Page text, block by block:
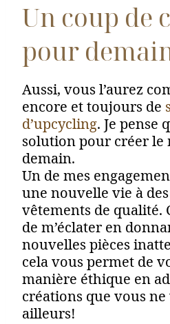
Un coup de
pour
Aussi, vous l’aurez
encore et toujours de
d’upcycling. Je pense
solution pour créer le
demain.
Un de mes
une nouvelle vie à
vêtements de qualité.
de m’éclater en
nouvelles pièces
cela vous permet de
manière éthique en
créations que vous
ailleurs!